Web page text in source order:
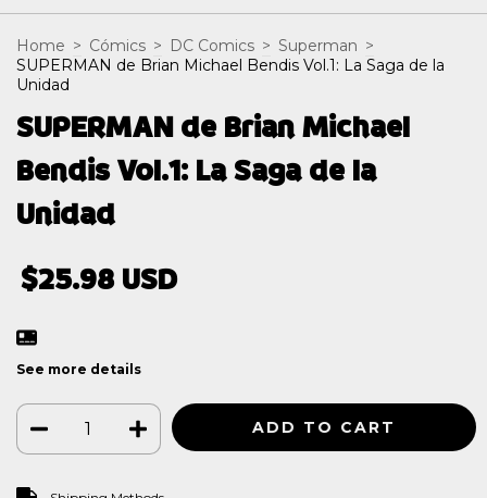
Home > Cómics > DC Comics > Superman >
SUPERMAN de Brian Michael Bendis Vol.1: La Saga de la
Unidad
SUPERMAN de Brian Michael
Bendis Vol.1: La Saga de la
Unidad
$25.98 USD
See more details
Shipping for zipcode: